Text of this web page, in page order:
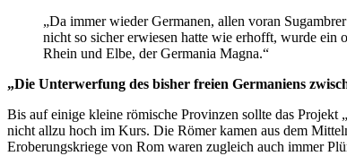
„Da immer wieder Germanen, allen voran
nicht so sicher erwiesen hatte wie erhofft, wurde ein
Rhein und Elbe, der Germania Magna.“
„Die Unterwerfung des bisher freien Germaniens
Bis auf einige kleine römische Provinzen sollte das Projekt „
nicht allzu hoch im Kurs. Die Römer kamen aus dem
Eroberungskriege von Rom waren zugleich auch immer